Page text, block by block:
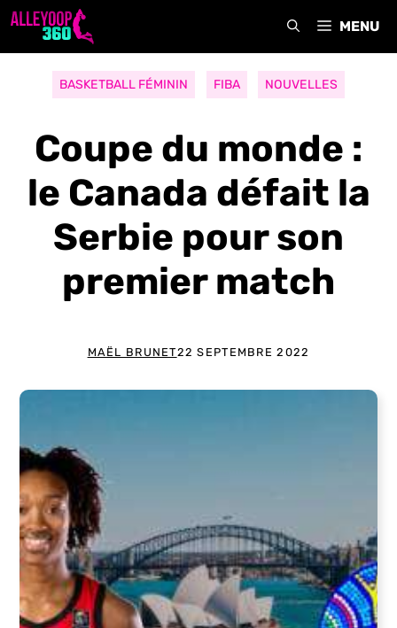
Aller
MENU
BASKETBALL FÉMININ FIBA NOUVELLES
Coupe du monde :
le Canada défait la
Serbie pour son
premier match
MAËL BRUNET22 SEPTEMBRE 2022